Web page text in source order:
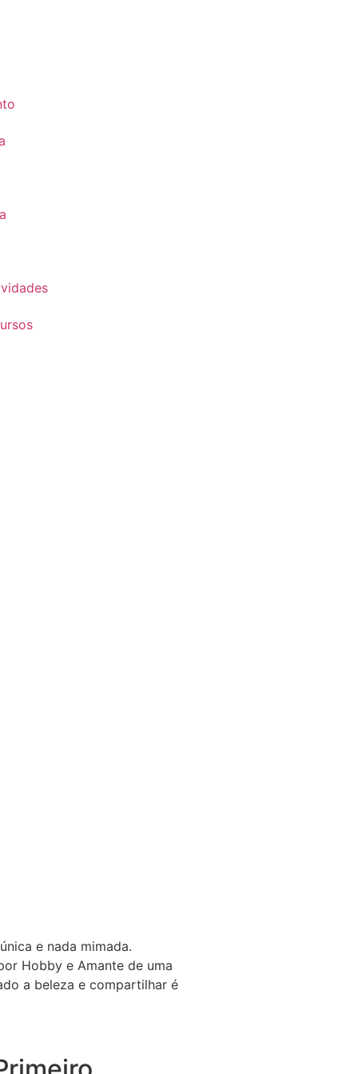
e nada mimada.
Hobby e Amante de uma
a beleza e compartilhar é